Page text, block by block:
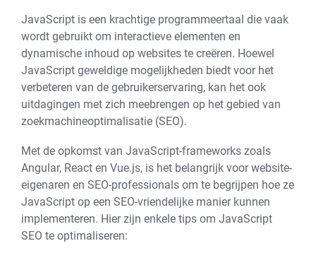
JavaScript is een krachtige programmeertaal die vaak
wordt gebruikt om interactieve elementen en
dynamische inhoud op websites te creëren. Hoewel
JavaScript geweldige mogelijkheden biedt voor het
verbeteren van de gebruikerservaring, kan het ook
uitdagingen met zich meebrengen op het gebied van
zoekmachineoptimalisatie (SEO).
Met de opkomst van JavaScript-frameworks zoals
Angular, React en Vue.js, is het belangrijk voor website-
eigenaren en SEO-professionals om te begrijpen hoe ze
JavaScript op een SEO-vriendelijke manier kunnen
implementeren. Hier zijn enkele tips om JavaScript
SEO te optimaliseren: